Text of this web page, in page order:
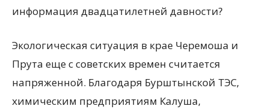
информация двадцатилетней давности?
Экологическая ситуация в крае Черемоша и
Прута еще с советских времен считается
напряженной. Благодаря Бурштынской ТЭС,
химическим предприятиям Калуша,